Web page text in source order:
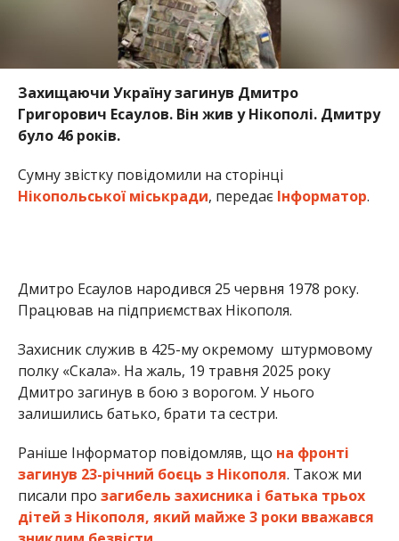
Дмитро Есаулов народився 25 червня 1978 року.
Працював на підприємствах Нікополя.
Захисник служив в 425-му окремому штурмовому
полку «Скала». На жаль, 19 травня 2025 року
Дмитро загинув в бою з ворогом. У нього
Раніше Інформатор повідомляв, що на фронті
зниклим безвісти.